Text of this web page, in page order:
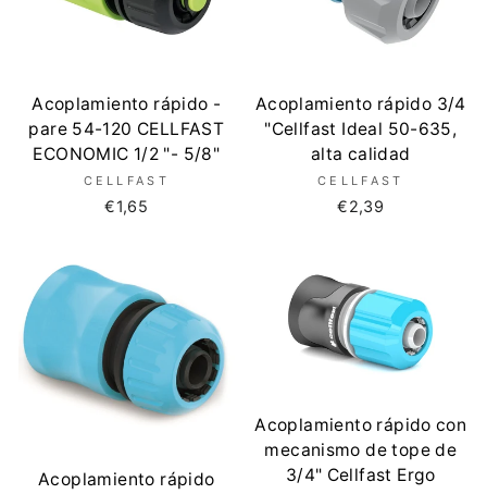
Acoplamiento rápido -
pare 54-120 CELLFAST
ECONOMIC 1/2 "- 5/8"
CELLFAST
€1,65
Acoplamiento rápido 3/4
"Cellfast Ideal 50-635,
alta calidad
CELLFAST
€2,39
Acoplamiento rápido
Acoplamiento rápido con
mecanismo de tope de
3/4" Cellfast Ergo